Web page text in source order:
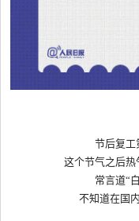
节后复工
这个节气之后热
常言道“
不知道在国